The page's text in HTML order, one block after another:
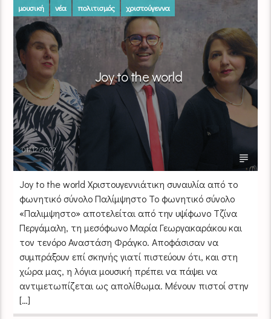
μουσική νέα πολιτισμός χριστούγεννα
Joy to the world
01/12/2022
Joy to the world Xριστουγεννιάτικη συναυλία από το
φωνητικό σύνολο Παλίμψηστο Το φωνητικό σύνολο
«Παλιμψηστο» αποτελείται από την υψίφωνο Τζίνα
Περγάμαλη, τη μεσόφωνο Μαρία Γεωργακαράκου και
τον τενόρο Αναστάση Φράγκο. Αποφάσισαν να
συμπράξουν επί σκηνής γιατί πιστεύουν ότι, και στη
χώρα μας, η λόγια μουσική πρέπει να πάψει να
αντιμετωπίζεται ως απολίθωμα. Μένουν πιστοί στην
[…]